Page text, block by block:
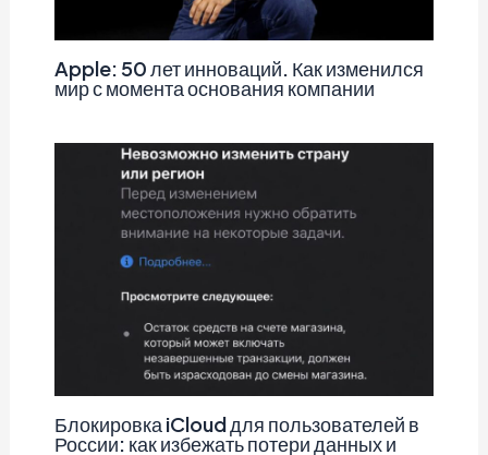
Apple: 50 лет инноваций. Как изменился
мир с момента основания компании
Блокировка iCloud для пользователей в
России: как избежать потери данных и